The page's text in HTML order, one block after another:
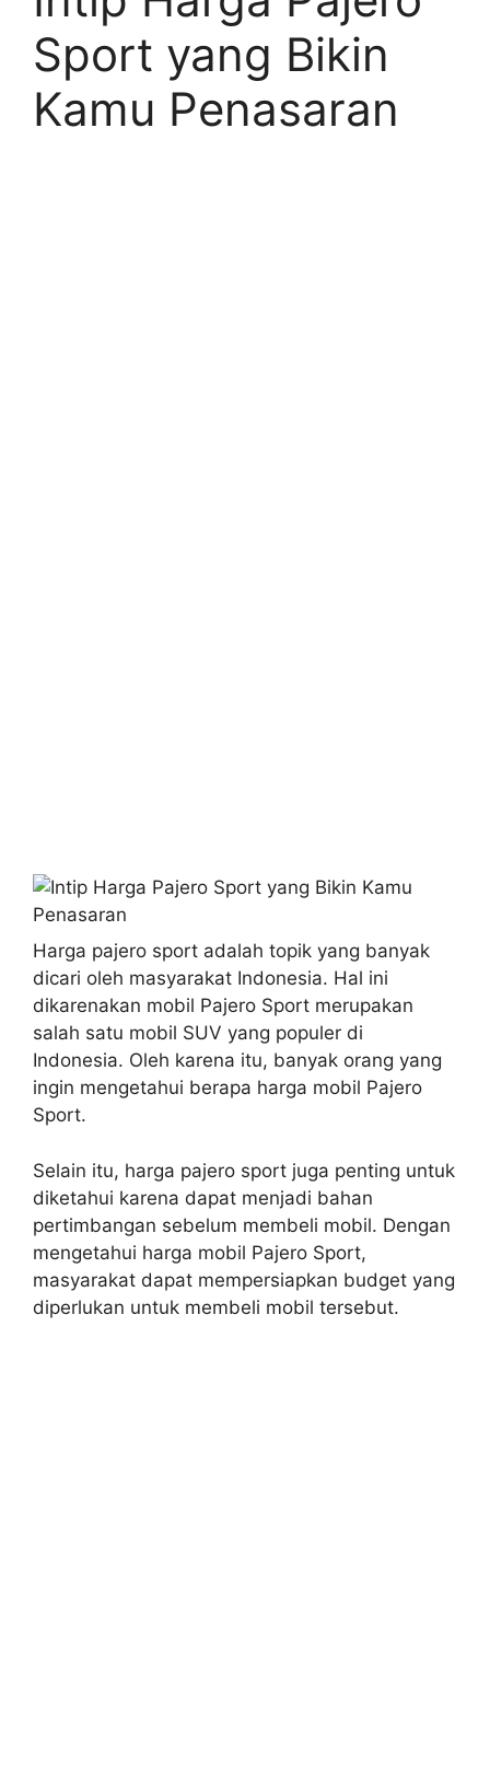
Sport yang Bikin
Kamu Penasaran
Harga pajero sport adalah topik yang banyak
dicari oleh masyarakat Indonesia. Hal ini
dikarenakan mobil Pajero Sport merupakan
salah satu mobil SUV yang populer di
Indonesia. Oleh karena itu, banyak orang yang
ingin mengetahui berapa harga mobil Pajero
Sport.
Selain itu, harga pajero sport juga penting untuk
diketahui karena dapat menjadi bahan
pertimbangan sebelum membeli mobil. Dengan
mengetahui harga mobil Pajero Sport,
masyarakat dapat mempersiapkan budget yang
diperlukan untuk membeli mobil tersebut.